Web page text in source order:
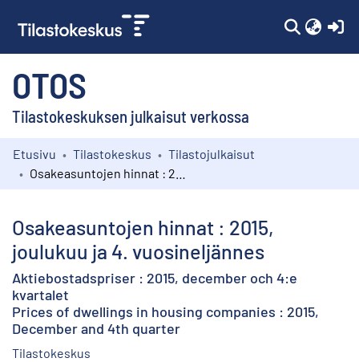
OTOS
Tilastokeskuksen julkaisut verkossa
Kokoelmat
Etusivu Tilastokeskus
Tilastojulkaisut
Osakeasuntojen hinnat : 2015,
joulukuu ja 4. vuosineljännes
Aktiebostadspriser : 2015, december och 4:e
kvartalet
Prices of dwellings in housing companies : 2015,
December and 4th quarter
Tilastokeskus